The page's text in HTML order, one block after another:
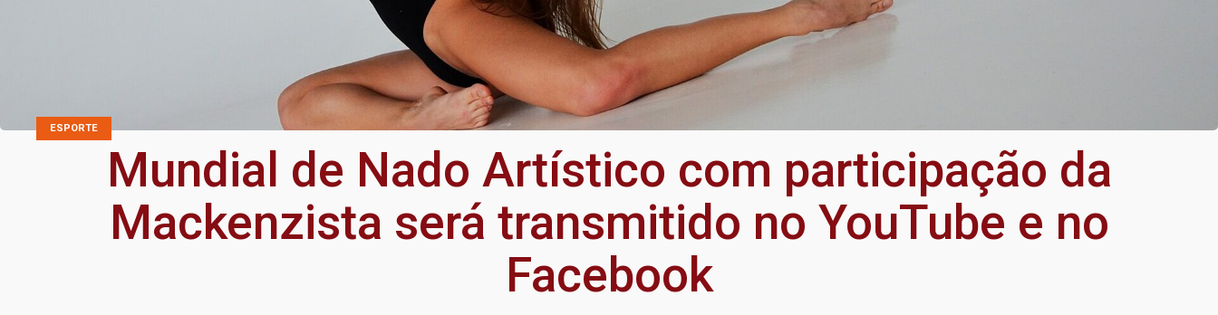
ESPORTE
Mundial de Nado Artístico com participação da
Mackenzista será transmitido no YouTube e no
Facebook